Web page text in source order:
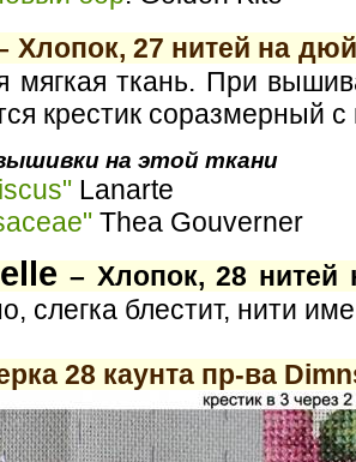
Хлопок, 27 нитей на
мягкая ткань. При
крестик соразмерный
на этой ткани
Lanarte
Thea Gouverner
– Хлопок, 28
слегка блестит, нити
28 каунта пр-ва